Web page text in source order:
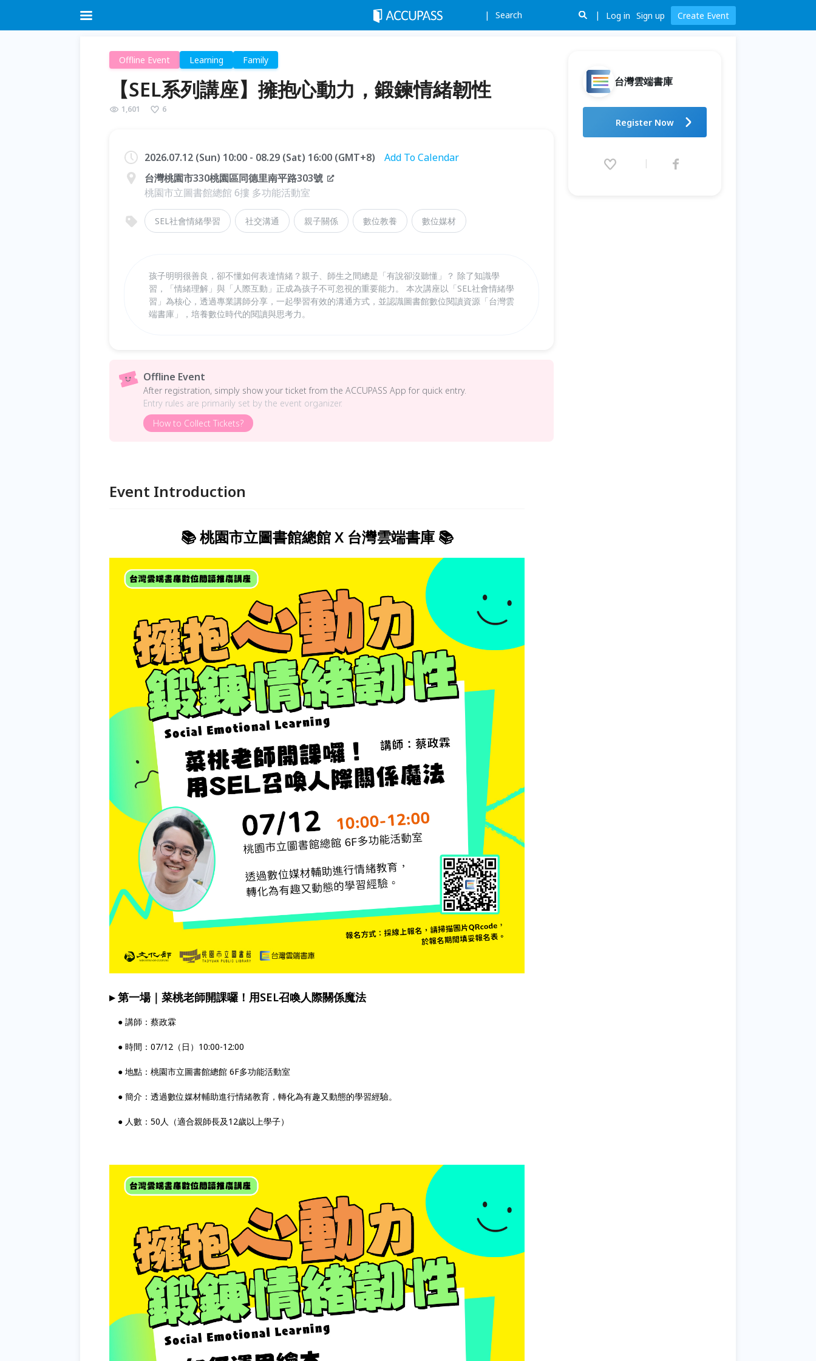
Search Log in Sign up Create Event
Offline Event Learning Family
【SEL系列講座】擁抱心動力，鍛鍊情緒韌性
1,601 6
2026.07.12 (Sun) 10:00 - 08.29 (Sat) 16:00 (GMT+8)
Add To Calendar
台灣桃園市330桃園區同德里南平路303號
桃園市立圖書館總館 6摟 多功能活動室
SEL社會情緒學習 社交溝通 親子關係 數位教養 數位媒材
孩子明明很善良，卻不懂如何表達情緒？親子、師生之間總是「有說卻沒聽懂」？ 除了知識學
習，「情緒理解」與「人際互動」正成為孩子不可忽視的重要能力。 本次講座以「SEL社會情緒學
習」為核心，透過專業講師分享，一起學習有效的溝通方式，並認識圖書館數位閱讀資源「台灣雲
端書庫」，培養數位時代的閱讀與思考力。
Offline Event
After registration, simply show your ticket from the ACCUPASS App for quick entry.
Entry rules are primarily set by the event organizer.
How to Collect Tickets?
Event Introduction
📚 桃園市立圖書館總館 X 台灣雲端書庫 📚
▸ 第一場｜菜桃老師開課囉！用SEL召喚人際關係魔法
● 講師：蔡政霖
● 時間：07/12（日）10:00-12:00
● 地點：桃園市立圖書館總館 6F多功能活動室
● 簡介：透過數位媒材輔助進行情緒教育，轉化為有趣又動態的學習經驗。
● 人數：50人（適合親師長及12歲以上學子）
台灣雲端書庫
鍛鍊情緒韌性
2026.07.12 (Sun) 10:00 - 08.29
Register Now